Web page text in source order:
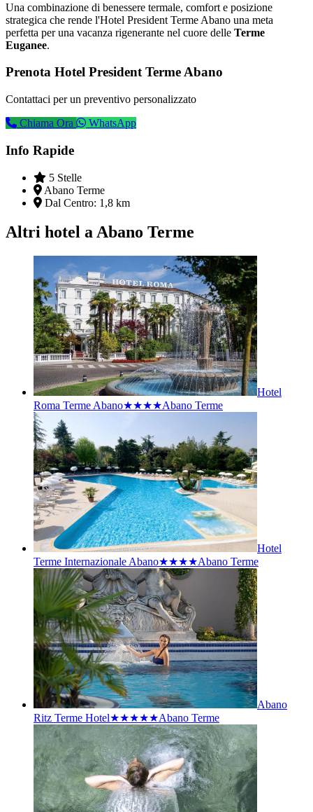
Una combinazione di benessere termale, comfort e posizione
strategica che rende l'Hotel President Terme Abano una meta
perfetta per una vacanza rigenerante nel cuore delle Terme
Euganee.
Prenota Hotel President Terme Abano
Contattaci per un preventivo personalizzato
Chiama Ora
WhatsApp
Info Rapide
5 Stelle
Abano Terme
Dal Centro: 1,8 km
Altri hotel a Abano Terme
Hotel
Roma Terme Abano★★★★Abano Terme
Hotel
Terme Internazionale Abano★★★★Abano Terme
Abano
Ritz Terme Hotel★★★★★Abano Terme